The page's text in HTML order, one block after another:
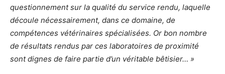
questionnement sur la qualité du service rendu, laquelle
découle nécessairement, dans ce domaine, de
compétences vétérinaires spécialisées. Or bon nombre
de résultats rendus par ces laboratoires de proximité
sont dignes de faire partie d’un véritable bêtisier… »